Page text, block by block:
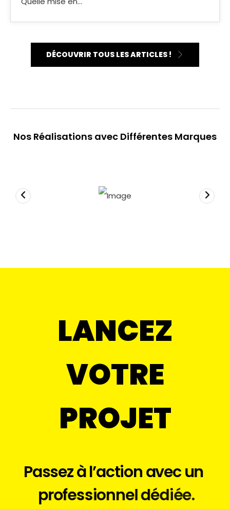
DÉCOUVRIR TOUS LES ARTICLES !
Nos Réalisations avec Différentes Marques
LANCEZ
VOTRE
PROJET
Passezàl’actionavecun
professionneldédiée.